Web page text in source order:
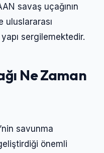
savaş uçağının
uluslararası
sergilemektedir.
Ne Zaman
savunma
önemli